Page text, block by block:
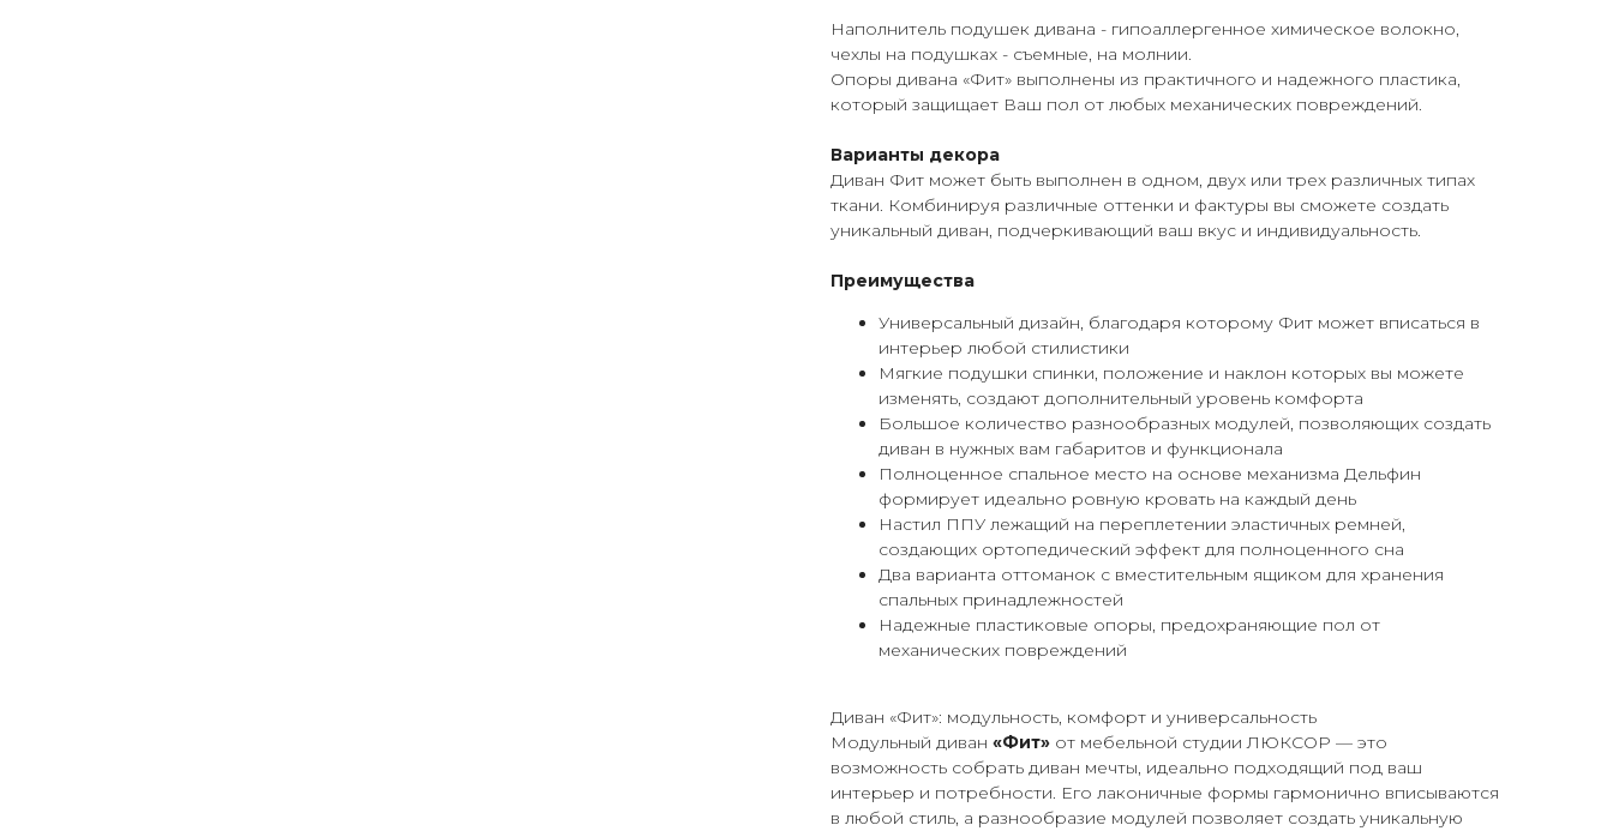
Наполнитель подушек дивана - гипоаллергенное химическое волокно,
чехлы на подушках - съемные, на молнии.
Опоры дивана «Фит» выполнены из практичного и надежного пластика,
который защищает Ваш пол от любых механических повреждений.
Варианты декора
Диван Фит может быть выполнен в одном, двух или трех различных типах
ткани. Комбинируя различные оттенки и фактуры вы сможете создать
уникальный диван, подчеркивающий ваш вкус и индивидуальность.
Преимущества
Универсальный дизайн, благодаря которому Фит может вписаться в
интерьер любой стилистики
Мягкие подушки спинки, положение и наклон которых вы можете
изменять, создают дополнительный уровень комфорта
Большое количество разнообразных модулей, позволяющих создать
диван в нужных вам габаритов и функционала
Полноценное спальное место на основе механизма Дельфин
формирует идеально ровную кровать на каждый день
Настил ППУ лежащий на переплетении эластичных ремней,
создающих ортопедический эффект для полноценного сна
Два варианта оттоманок с вместительным ящиком для хранения
спальных принадлежностей
Надежные пластиковые опоры, предохраняющие пол от
механических повреждений
Диван «Фит»: модульность, комфорт и универсальность
Модульный диван «Фит» от мебельной студии ЛЮКСОР — это
возможность собрать диван мечты, идеально подходящий под ваш
интерьер и потребности. Его лаконичные формы гармонично вписываются
в любой стиль, а разнообразие модулей позволяет создать уникальную